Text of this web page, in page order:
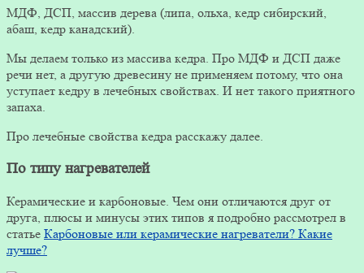
МДФ, ДСП, массив дерева (липа, ольха, кедр сибирский,
абаш, кедр канадский).
Мы делаем только из массива кедра. Про МДФ и ДСП даже
речи нет, а другую древесину не применяем потому, что она
уступает кедру в лечебных свойствах. И нет такого приятного
запаха.
Про лечебные свойства кедра расскажу далее.
По типу нагревателей
Керамические и карбоновые. Чем они отличаются друг от
друга, плюсы и минусы этих типов я подробно рассмотрел в
статье Карбоновые или керамические нагреватели? Какие
лучше?